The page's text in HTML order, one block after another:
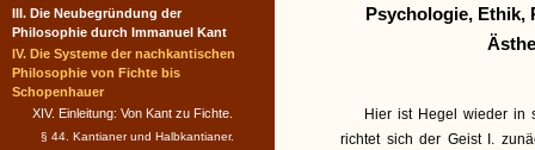
Psychologie, Ethik,
Hier ist Hegel wieder in
richtet sich der Geist I.
III. Die Neubegründung der
Philosophie durch Immanuel Kant
IV. Die Systeme der nachkantischen
Philosophie von Fichte bis
Schopenhauer
XIV. Einleitung: Von Kant zu Fichte.
§ 44. Kantianer und Halbkantianer.